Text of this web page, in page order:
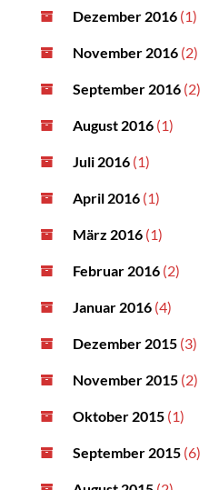
Dezember 2016 (1)
November 2016 (2)
September 2016 (2)
August 2016 (1)
Juli 2016 (1)
April 2016 (1)
März 2016 (1)
Februar 2016 (2)
Januar 2016 (4)
Dezember 2015 (3)
November 2015 (2)
Oktober 2015 (1)
September 2015 (6)